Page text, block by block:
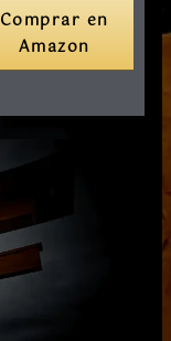
Comprar en
Amazon